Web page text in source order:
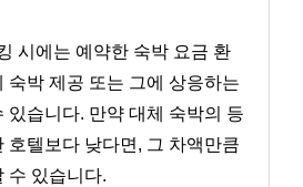
시에는 예약한 숙박 요금 환
숙박 제공 또는 그에 상응하는
있습니다. 만약 대체 숙박의 등
호텔보다 낮다면, 그 차액만큼
수 있습니다.